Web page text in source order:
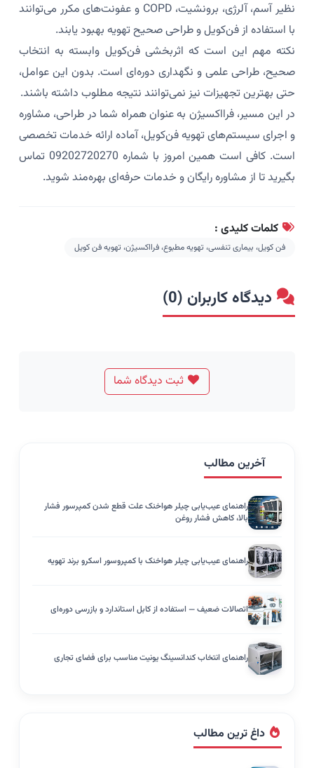
آخرین مطالب
راهنمای عیب‌یابی چیلر هواخنک علت قطع شدن کمپرسور فشار
بالا، کاهش فشار روغن
راهنمای عیب‌یابی چیلر هواخنک با کمپروسور اسکرو برند تهویه
اتصالات ضعیف — استفاده از کابل استاندارد و بازرسی دوره‌ای
راهنمای انتخاب کندانسینگ یونیت مناسب برای فضای تجاری
داغ ترین مطالب
نظیر آسم، آلرژی، برونشیت، COPD و عفونت‌های مکرر می‌توانند
با استفاده از فن‌کویل و طراحی صحیح تهویه بهبود یابند.
نکته مهم این است که اثربخشی فن‌کویل وابسته به انتخاب
صحیح، طراحی علمی و نگهداری دوره‌ای است. بدون این عوامل،
حتی بهترین تجهیزات نیز نمی‌توانند نتیجه مطلوب داشته باشند.
در این مسیر، فرااکسیژن به عنوان همراه شما در طراحی، مشاوره
و اجرای سیستم‌های تهویه فن‌کویل، آماده ارائه خدمات تخصصی
است. کافی است همین امروز با شماره 09202720270 تماس
بگیرید تا از مشاوره رایگان و خدمات حرفه‌ای بهره‌مند شوید.
کلمات کلیدی :
فن کویل، بیماری تنفسی، تهویه مطبوع، فرااکسیژن، تهویه فن کویل
دیدگاه کاربران (0)
ثبت دیدگاه شما